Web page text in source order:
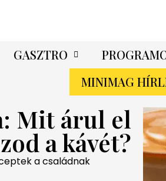
GASZTRO
MINIMAG
Mit árul el
a kávét?
a családnak